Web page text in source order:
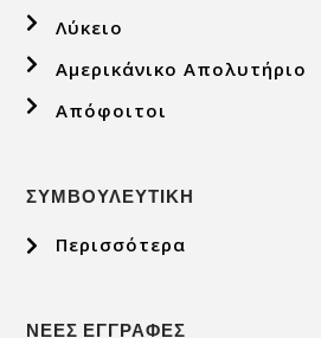
Λύκειο
Αμερικάνικο Απολυτήριο
Απόφοιτοι
ΣΥΜΒΟΥΛΕΥΤΙΚΗ
Περισσότερα
ΝΕΕΣ ΕΓΓΡΑΦΕΣ